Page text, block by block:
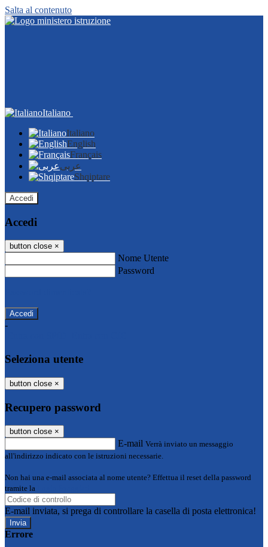
Salta al contenuto
Italiano
Italiano
English
Français
عربى
Shqiptare
Accedi
Accedi
button close ×
Nome Utente
Password
-
Seleziona utente
button close ×
Recupero password
button close ×
E-mail Verrà inviato un messaggio
all'indirizzo indicato con le istruzioni necessarie.
Non hai una e-mail associata al nome utente? Effettua il reset della password
tramite la
E-mail inviata, si prega di controllare la casella di posta elettronica!
Errore